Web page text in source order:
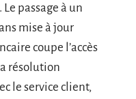
passage à un
mise à jour
coupe l’accès
résolution
le service client,